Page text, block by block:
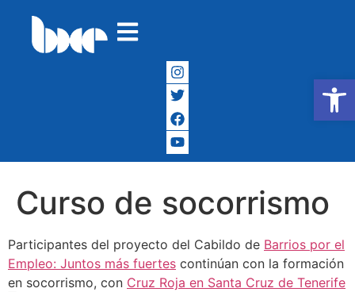
Abrir
Curso de socorrismo
Participantes del proyecto del Cabildo de Barrios por el
Empleo: Juntos más fuertes continúan con la formación
en socorrismo, con Cruz Roja en Santa Cruz de Tenerife